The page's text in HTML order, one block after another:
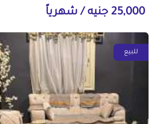
25,000 جنيه / شهرياً
للبيع